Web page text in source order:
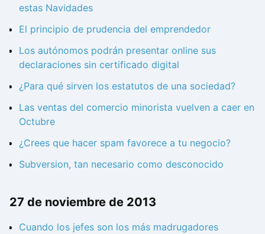
estas Navidades
El principio de prudencia del emprendedor
Los autónomos podrán presentar online sus
declaraciones sin certificado digital
¿Para qué sirven los estatutos de una sociedad?
Las ventas del comercio minorista vuelven a caer en
Octubre
¿Crees que hacer spam favorece a tu negocio?
Subversion, tan necesario como desconocido
27 de noviembre de 2013
Cuando los jefes son los más madrugadores